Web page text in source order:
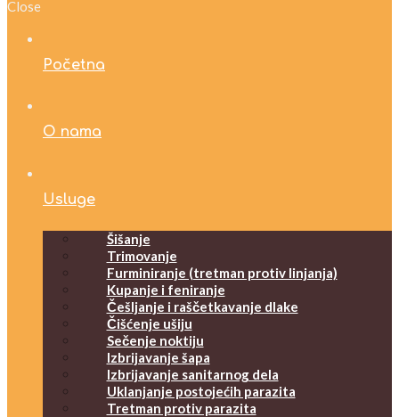
Close
Početna
O nama
Usluge
Šišanje
Trimovanje
Furminiranje (tretman protiv linjanja)
Kupanje i feniranje
Češljanje i raščetkavanje dlake
Čišćenje ušiju
Sečenje noktiju
Izbrijavanje šapa
Izbrijavanje sanitarnog dela
Uklanjanje postojećih parazita
Tretman protiv parazita